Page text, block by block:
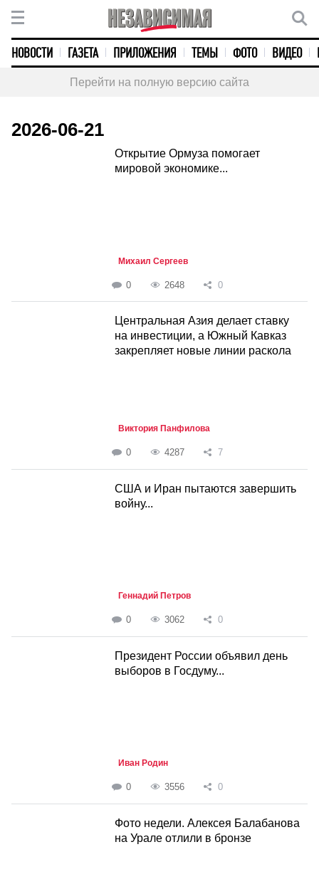
НОВОСТИ ГАЗЕТА ПРИЛОЖЕНИЯ ТЕМЫ ФОТО ВИДЕО
Перейти на полную версию сайта
2026-06-21
Открытие Ормуза помогает
мировой экономике...
Михаил Сергеев
0 2648 0
Центральная Азия делает ставку
на инвестиции, а Южный Кавказ
закрепляет новые линии раскола
Виктория Панфилова
0 4287 7
США и Иран пытаются завершить
войну...
Геннадий Петров
0 3062 0
Президент России объявил день
выборов в Госдуму...
Иван Родин
0 3556 0
Фото недели. Алексея Балабанова
на Урале отлили в бронзе